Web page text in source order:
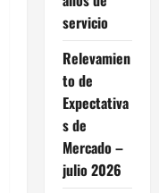
servicio
Relevamien
to de
Expectativa
s de
Mercado –
julio 2026